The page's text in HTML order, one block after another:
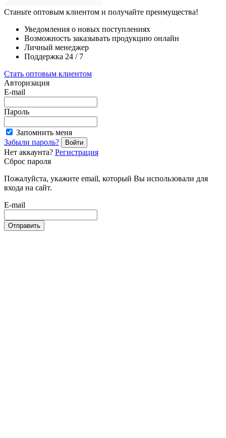
Станьте оптовым клиентом и получайте преимущества!
Уведомления о новых поступлениях
Возможность заказывать продукцию онлайн
Личный менеджер
Поддержка 24 / 7
Стать оптовым клиентом
Авторизация
E-mail
Пароль
Запомнить меня
Забыли пароль?
Войти
Нет аккаунта? Регистрация
Сброс пароля
Пожалуйста, укажите email, который Вы использовали для
входа на сайт.
E-mail
Отправить